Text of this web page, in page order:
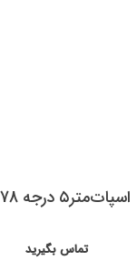
اسپات‌متر۵ درجه L478
تماس بگیرید